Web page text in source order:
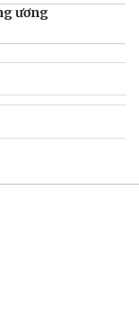
ương